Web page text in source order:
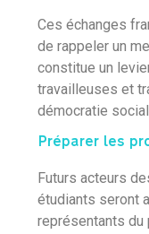
Ces échanges
de rappeler un
constitue un
travailleuses et
démocratie
Préparer les
Futurs acteurs
étudiants seront
représentants du